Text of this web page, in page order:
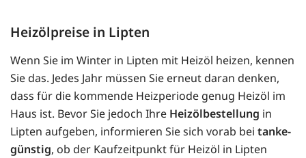
Heizölpreise in Lipten
Wenn Sie im Winter in Lipten mit Heizöl heizen, kennen
Sie das. Jedes Jahr müssen Sie erneut daran denken,
dass für die kommende Heizperiode genug Heizöl im
Haus ist. Bevor Sie jedoch Ihre Heizölbestellung in
Lipten aufgeben, informieren Sie sich vorab bei tanke-
günstig, ob der Kaufzeitpunkt für Heizöl in Lipten